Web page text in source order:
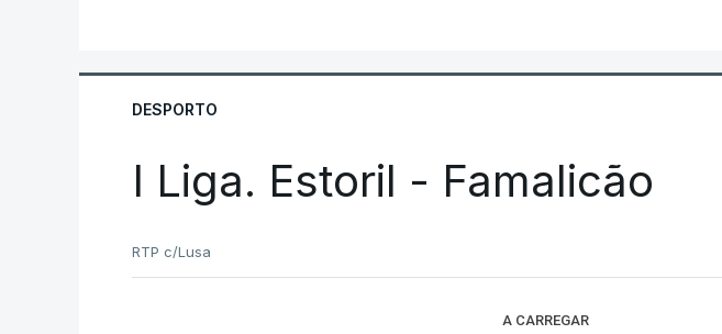
DESPORTO
I Liga. Estoril - Famalicão
RTP c/Lusa
A CARREGAR